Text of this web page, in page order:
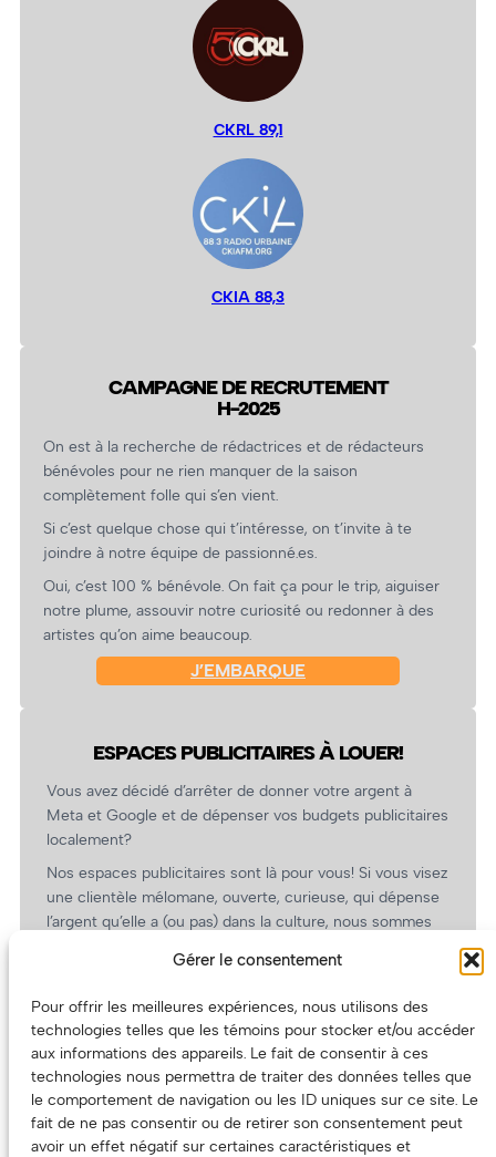
Gérer le consentement
Pour offrir les meilleures expériences, nous utilisons des
technologies telles que les témoins pour stocker et/ou accéder
aux informations des appareils. Le fait de consentir à ces
technologies nous permettra de traiter des données telles que
le comportement de navigation ou les ID uniques sur ce site. Le
fait de ne pas consentir ou de retirer son consentement peut
avoir un effet négatif sur certaines caractéristiques et
CKRL 89,1
CKIA 88,3
CAMPAGNE DE RECRUTEMENT
H-2025
On est à la recherche de rédactrices et de rédacteurs
bénévoles pour ne rien manquer de la saison
complètement folle qui s’en vient.
Si c’est quelque chose qui t’intéresse, on t’invite à te
joindre à notre équipe de passionné.es.
Oui, c’est 100 % bénévole. On fait ça pour le trip, aiguiser
notre plume, assouvir notre curiosité ou redonner à des
artistes qu’on aime beaucoup.
J’EMBARQUE
ESPACES PUBLICITAIRES À LOUER!
Vous avez décidé d’arrêter de donner votre argent à
Meta et Google et de dépenser vos budgets publicitaires
localement?
Nos espaces publicitaires sont là pour vous! Si vous visez
une clientèle mélomane, ouverte, curieuse, qui dépense
l’argent qu’elle a (ou pas) dans la culture, nous sommes
revient.
(Oui, on va avoir des tarifs spéciaux pour vous, les
artistes!)